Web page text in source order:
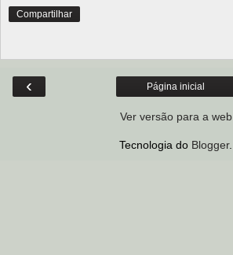
Compartilhar
‹ Página inicial
Ver versão para a web
Tecnologia do Blogger.